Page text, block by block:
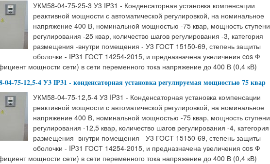
УКМ58-04-75-25-3 У3 IP31 - Конденсаторная установка компенсации
реактивной мощности с автоматической регулировкой, на номинальное
напряжение 400 В, номинальной мощностью -75 квар, мощность ступени
регулирования -25 квар, количество шагов регулирования -3, категория
размещения -внутри помещения - У3 ГОСТ 15150-69, степень защиты
оболочки - IP31 ГОСТ 14254-2015, и предназначена увеличения cos Ф
мощности сети) в сети переменного тока напряжение до 400 В (0,4 кВ)
75-12,5-4 У3 IP31 - конденсаторная установка регулируемая мощностью 75 квар
УКМ58-04-75-12,5-4 У3 IP31 - Конденсаторная установка компенсации
реактивной мощности с автоматической регулировкой, на номинальное
напряжение 400 В, номинальной мощностью -75 квар, мощность ступени
регулирования -12,5 квар, количество шагов регулирования -4, категория
размещения -внутри помещения - У3 ГОСТ 15150-69, степень защиты
оболочки - IP31 ГОСТ 14254-2015, и предназначена увеличения cos Ф
мощности сети) в сети переменного тока напряжение до 400 В (0,4 кВ)